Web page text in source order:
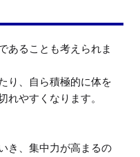
あることも考えられま
り、自ら積極的に体を
やすくなります。
き、集中力が高まるの